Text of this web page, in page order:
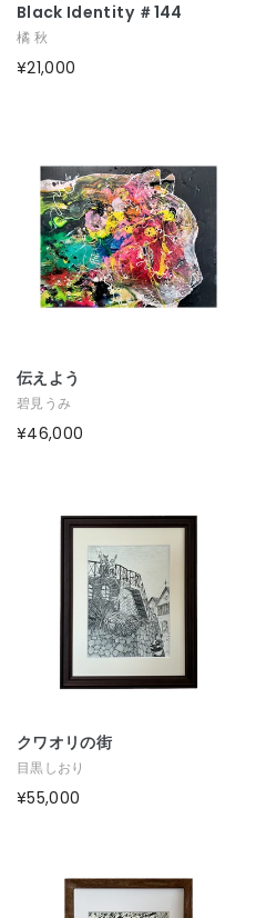
Black Identity ＃144
橘 秋
¥21,000
伝えよう
碧見うみ
¥46,000
クワオリの街
目黒しおり
¥55,000